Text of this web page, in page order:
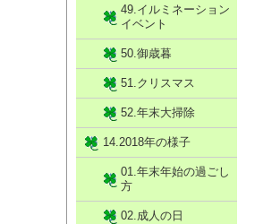
49.イルミネーション
イベント
50.御歳暮
51.クリスマス
52.年末大掃除
14.2018年の様子
01.年末年始の過ごし
方
02.成人の日